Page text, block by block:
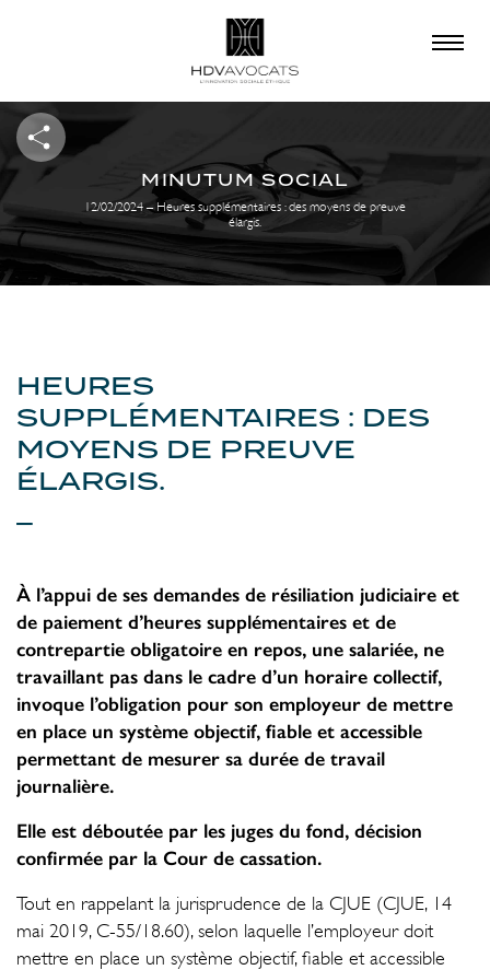
×
QUE RECHERCHEZ-
VOUS ?
MINUTUM SOCIAL
12/02/2024 – Heures supplémentaires : des moyens de preuve
élargis.
HEURES
SUPPLÉMENTAIRES : DES
MOYENS DE PREUVE
ÉLARGIS.
_
À l’appui de ses demandes de résiliation judiciaire et
de paiement d’heures supplémentaires et de
contrepartie obligatoire en repos, une salariée, ne
travaillant pas dans le cadre d’un horaire collectif,
invoque l’obligation pour son employeur de mettre
en place un système objectif, fiable et accessible
permettant de mesurer sa durée de travail
journalière.
Elle est déboutée par les juges du fond, décision
confirmée par la Cour de cassation.
Tout en rappelant la jurisprudence de la CJUE (CJUE, 14
mai 2019, C-55/18.60), selon laquelle l’employeur doit
mettre en place un système objectif, fiable et accessible